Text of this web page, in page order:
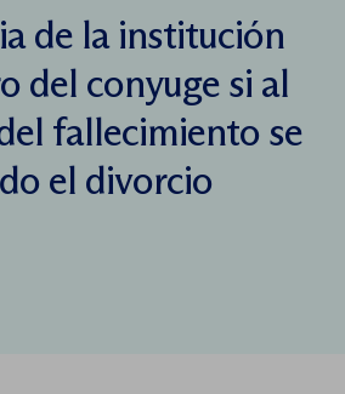
de la institución
del conyuge si al
fallecimiento se
el divorcio